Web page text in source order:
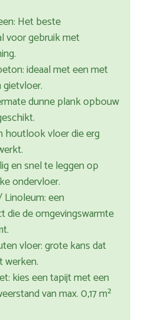
Het beste
voor gebruik met
ideaal met een met
dunne plank opbouw
houtlook vloer die erg
en snel te leggen op
ondervloer.
een
die de omgevingswarmte
vloer: grote kans dat
werken.
kies een tapijt met een
van max. 0,17 m²